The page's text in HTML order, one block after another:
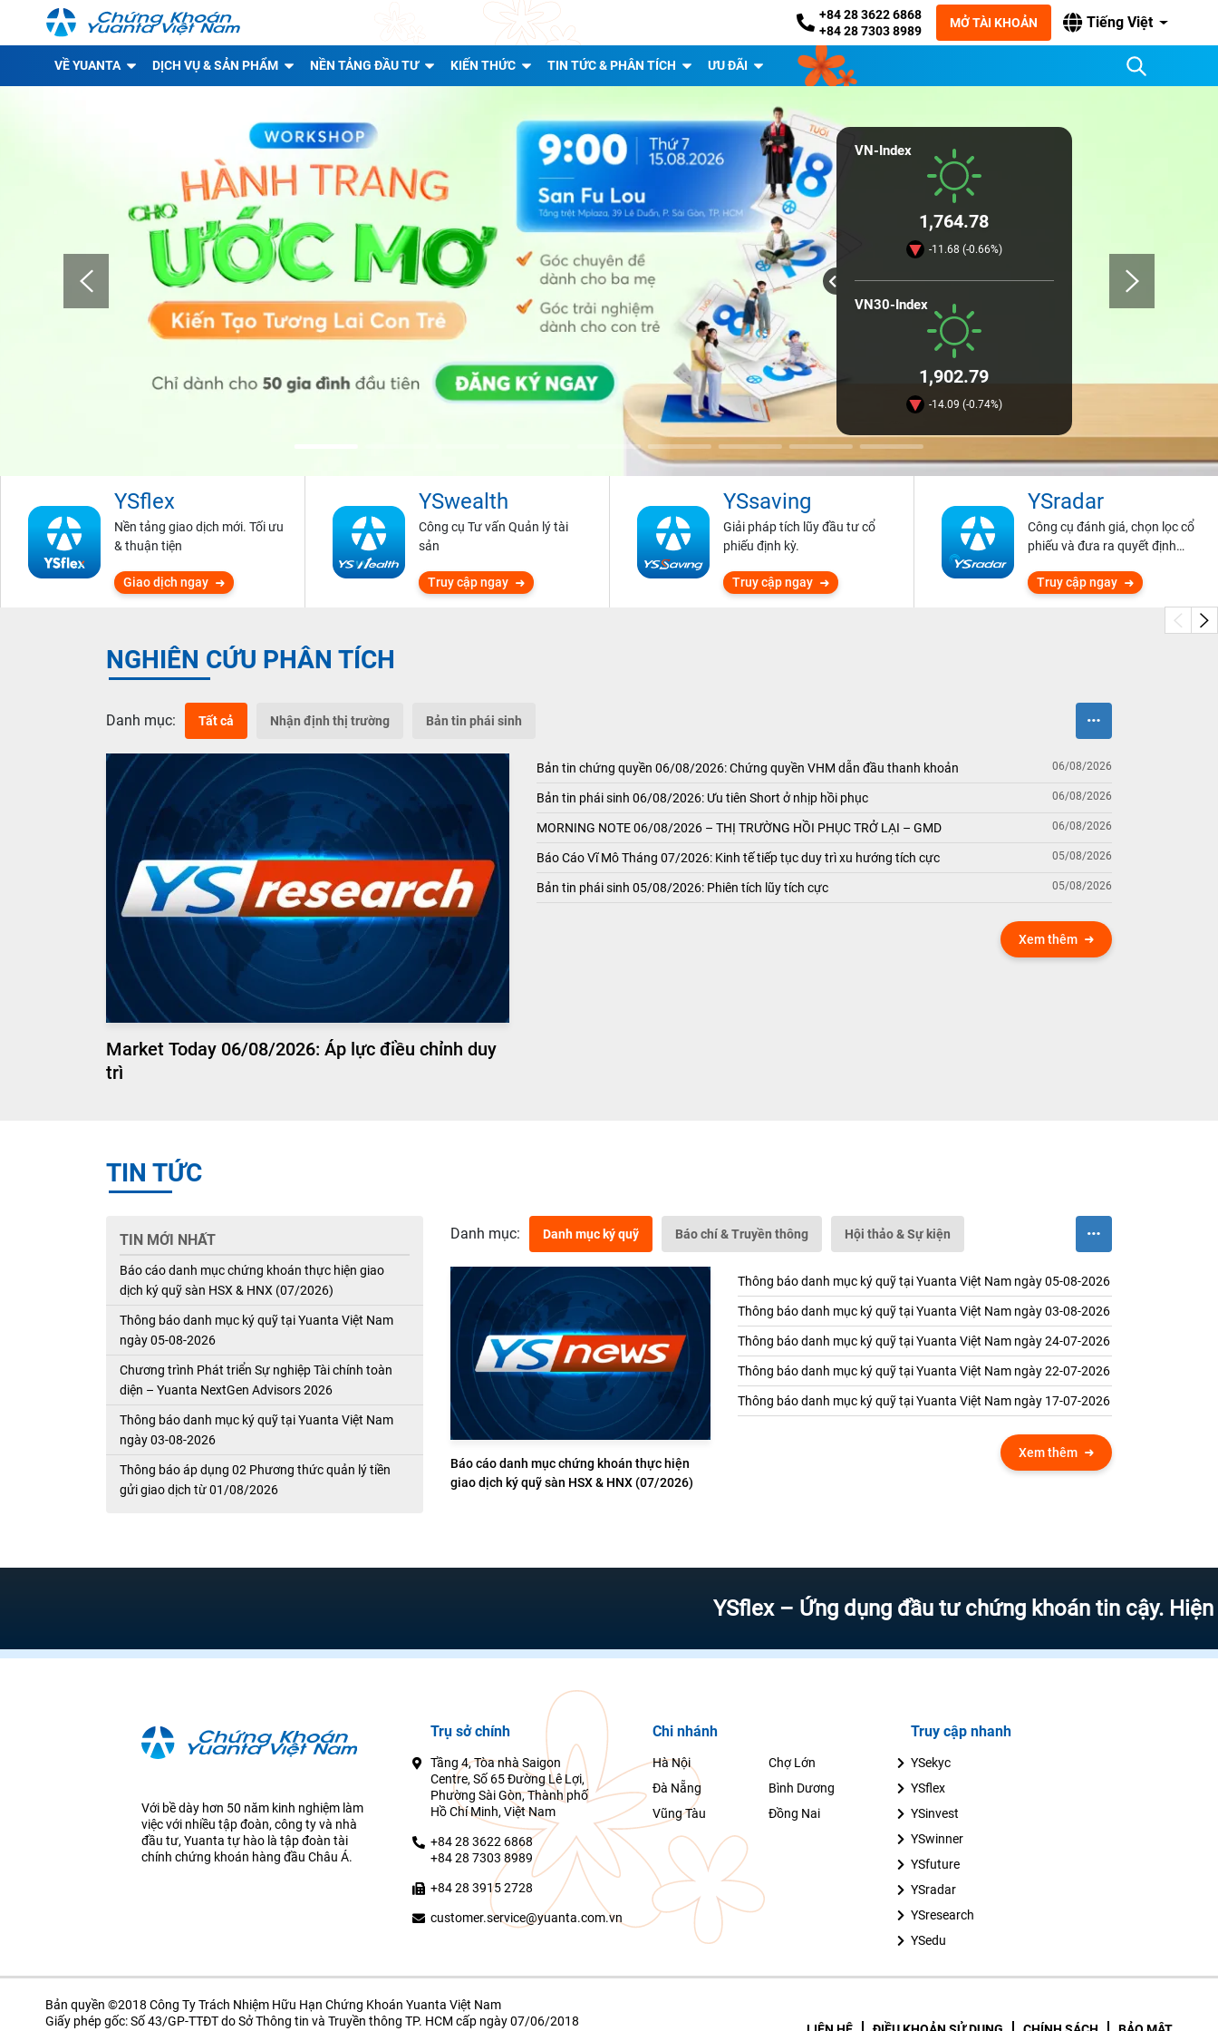
+84 28 3622 6868
+84 28 7303 8989
MỞ TÀI KHOẢN Tiếng Việt
VỀ YUANTA DỊCH VỤ & SẢN PHẨM NỀN TẢNG ĐẦU TƯ KIẾN THỨC TIN TỨC & PHÂN TÍCH ƯU ĐÃI
VN-Index
1,764.78
-11.68 (-0.66%)
VN30-Index
1,902.79
-14.09 (-0.74%)
YSflex
Nền tảng giao dịch mới. Tối ưu
& thuận tiện
Giao dịch ngay
YSwealth
Công cụ Tư vấn Quản lý tài
sản
Truy cập ngay
YSsaving
Giải pháp tích lũy đầu tư cổ
phiếu định kỳ.
Truy cập ngay
YSradar
Công cụ đánh giá, chọn lọc cổ
phiếu và đưa ra quyết định
Truy cập ngay
NGHIÊN CỨU PHÂN TÍCH
Danh mục: Tất cả Nhận định thị trường Bản tin phái sinh
Market Today 06/08/2026: Áp lực điều chỉnh duy
trì
Bản tin chứng quyền 06/08/2026: Chứng quyền VHM dẫn đầu thanh khoản 06/08/2026
Bản tin phái sinh 06/08/2026: Ưu tiên Short ở nhịp hồi phục 06/08/2026
MORNING NOTE 06/08/2026 – THỊ TRƯỜNG HỒI PHỤC TRỞ LẠI – GMD 06/08/2026
Báo Cáo Vĩ Mô Tháng 07/2026: Kinh tế tiếp tục duy trì xu hướng tích cực 05/08/2026
Bản tin phái sinh 05/08/2026: Phiên tích lũy tích cực 05/08/2026
Xem thêm
TIN TỨC
TIN MỚI NHẤT
Báo cáo danh mục chứng khoán thực hiện giao
dịch ký quỹ sàn HSX & HNX (07/2026)
Thông báo danh mục ký quỹ tại Yuanta Việt Nam
ngày 05-08-2026
Chương trình Phát triển Sự nghiệp Tài chính toàn
diện – Yuanta NextGen Advisors 2026
Thông báo danh mục ký quỹ tại Yuanta Việt Nam
ngày 03-08-2026
Thông báo áp dụng 02 Phương thức quản lý tiền
gửi giao dịch từ 01/08/2026
Danh mục: Danh mục ký quỹ Báo chí & Truyền thông Hội thảo & Sự kiện
Báo cáo danh mục chứng khoán thực hiện
giao dịch ký quỹ sàn HSX & HNX (07/2026)
Thông báo danh mục ký quỹ tại Yuanta Việt Nam ngày 05-08-2026
Thông báo danh mục ký quỹ tại Yuanta Việt Nam ngày 03-08-2026
Thông báo danh mục ký quỹ tại Yuanta Việt Nam ngày 24-07-2026
Thông báo danh mục ký quỹ tại Yuanta Việt Nam ngày 22-07-2026
Thông báo danh mục ký quỹ tại Yuanta Việt Nam ngày 17-07-2026
Xem thêm
YSflex – Ứng dụng đầu tư chứng khoán tin cậy. Hiện đại
Với bề dày hơn 50 năm kinh nghiệm làm
việc với nhiều tập đoàn, công ty và nhà
đầu tư, Yuanta tự hào là tập đoàn tài
chính chứng khoán hàng đầu Châu Á.
Trụ sở chính
Tầng 4, Tòa nhà Saigon
Centre, Số 65 Đường Lê Lợi,
Phường Sài Gòn, Thành phố
Hồ Chí Minh, Việt Nam
+84 28 3622 6868
+84 28 7303 8989
+84 28 3915 2728
customer.service@yuanta.com.vn
Chi nhánh
Hà Nội
Chợ Lớn
Đà Nẵng
Bình Dương
Vũng Tàu
Đồng Nai
Truy cập nhanh
YSekyc
YSflex
YSinvest
YSwinner
YSfuture
YSradar
YSresearch
YSedu
Bản quyền ©2018 Công Ty Trách Nhiệm Hữu Hạn Chứng Khoán Yuanta Việt Nam
Giấy phép gốc: Số 43/GP-TTĐT do Sở Thông tin và Truyền thông TP. HCM cấp ngày 07/06/2018